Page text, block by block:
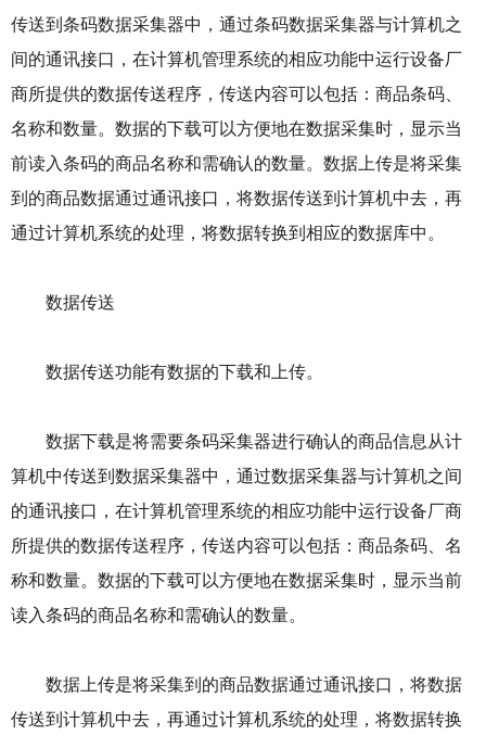
传送到条码数据采集器中，通过条码数据采集器与计算机之
间的通讯接口，在计算机管理系统的相应功能中运行设备厂
商所提供的数据传送程序，传送内容可以包括：商品条码、
名称和数量。数据的下载可以方便地在数据采集时，显示当
前读入条码的商品名称和需确认的数量。数据上传是将采集
到的商品数据通过通讯接口，将数据传送到计算机中去，再
通过计算机系统的处理，将数据转换到相应的数据库中。
数据传送
数据传送功能有数据的下载和上传。
数据下载是将需要条码采集器进行确认的商品信息从计
算机中传送到数据采集器中，通过数据采集器与计算机之间
的通讯接口，在计算机管理系统的相应功能中运行设备厂商
所提供的数据传送程序，传送内容可以包括：商品条码、名
称和数量。数据的下载可以方便地在数据采集时，显示当前
读入条码的商品名称和需确认的数量。
数据上传是将采集到的商品数据通过通讯接口，将数据
传送到计算机中去，再通过计算机系统的处理，将数据转换